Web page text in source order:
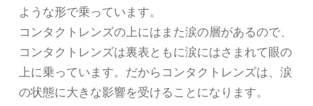
ような形で乗っています。
コンタクトレンズの上にはまた涙の層があるので、
コンタクトレンズは裏表ともに涙にはさまれて眼の
上に乗っています。だからコンタクトレンズは、涙
の状態に大きな影響を受けることになります。